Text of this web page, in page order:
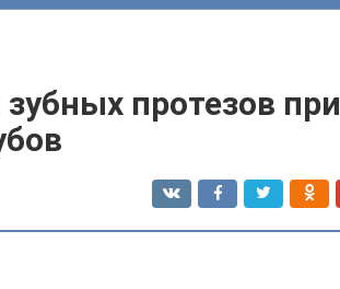
протезов при